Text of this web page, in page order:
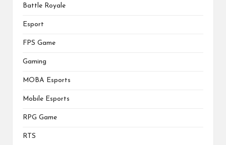
Battle Royale
Esport
FPS Game
Gaming
MOBA Esports
Mobile Esports
RPG Game
RTS